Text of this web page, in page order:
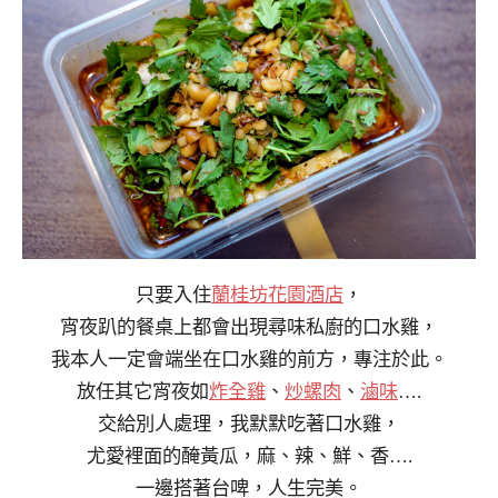
只要入住蘭桂坊花園酒店 ，
宵夜趴的餐桌上都會出現尋味私廚的口水雞，
我本人一定會端坐在口水雞的前方，專注於此。
放任其它宵夜如炸全雞 、 炒螺肉 、 滷味….
交給別人處理，我默默吃著口水雞，
尤愛裡面的醃黃瓜，麻、辣、鮮、香….
一邊搭著台啤，人生完美。